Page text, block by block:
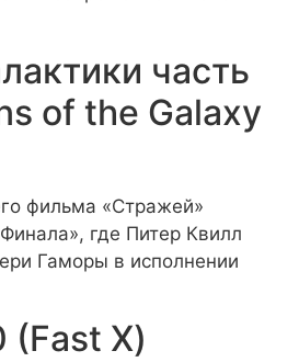
часть
of the Galaxy
фильма «Стражей»
где Питер Квилл
Гаморы в исполнении
X)